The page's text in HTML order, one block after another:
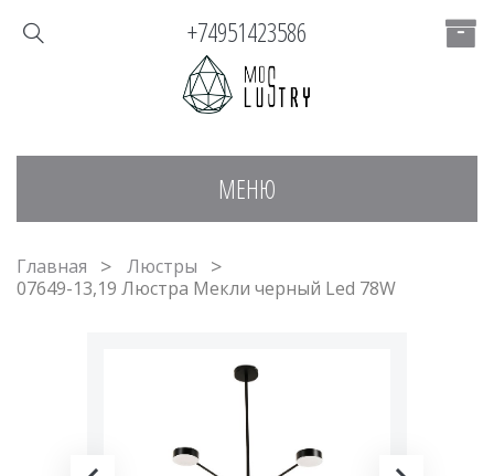
МЕНЮ
+74951423586
Главная
Люстры
07649-13,19 Люстра Мекли черный Led 78W